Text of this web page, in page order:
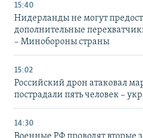
15:40
Нидерланды не могут
дополнительные
– Минобороны страны
15:02
Российский дрон атаковал
пострадали пять человек –
14:30